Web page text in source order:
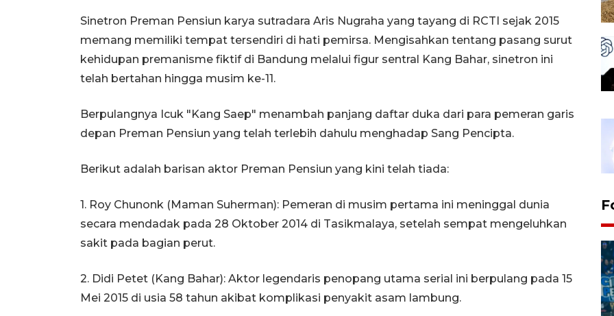
Sinetron Preman Pensiun karya sutradara Aris Nugraha yang tayang di RCTI sejak 2015
memang memiliki tempat tersendiri di hati pemirsa. Mengisahkan tentang pasang surut
kehidupan premanisme fiktif di Bandung melalui figur sentral Kang Bahar, sinetron ini
telah bertahan hingga musim ke-11.
Berpulangnya Icuk "Kang Saep" menambah panjang daftar duka dari para pemeran garis
depan Preman Pensiun yang telah terlebih dahulu menghadap Sang Pencipta.
Berikut adalah barisan aktor Preman Pensiun yang kini telah tiada:
1. Roy Chunonk (Maman Suherman): Pemeran di musim pertama ini meninggal dunia
secara mendadak pada 28 Oktober 2014 di Tasikmalaya, setelah sempat mengeluhkan
sakit pada bagian perut.
2. Didi Petet (Kang Bahar): Aktor legendaris penopang utama serial ini berpulang pada 15
Mei 2015 di usia 58 tahun akibat komplikasi penyakit asam lambung.